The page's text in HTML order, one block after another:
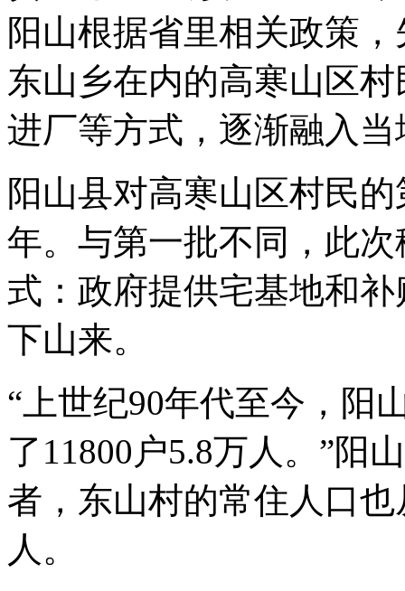
阳山根据省里相关政策
东山乡在内的高寒山区
进厂等方式，逐渐融入
阳山县对高寒山区村民
年。与第一批不同，此
式：政府提供宅基地和
下山来。
“上世纪90年代至今，阳
了11800户5.8万人。”阳
者，东山村的常住人口
人。